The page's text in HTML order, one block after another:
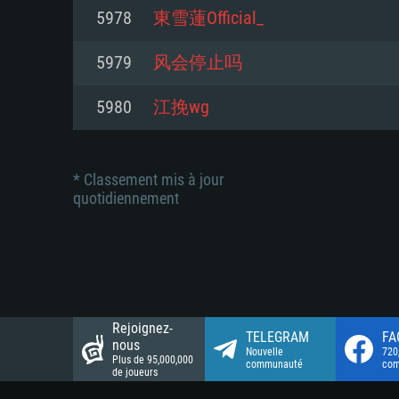
Disque dur: 23.1 Go (client
Disque dur: 62,2 Go (client
Connection: Connexion Internet
Disque dur: 62,2 Go (client
5978 東雪蓮Official_
5979 风会停止吗
5980 江挽wg
* Classement mis à jour
quotidiennement
Rejoignez-
nous
Plus de 95,000,000
de joueurs
TELEGRAM
Nouvelle
communauté